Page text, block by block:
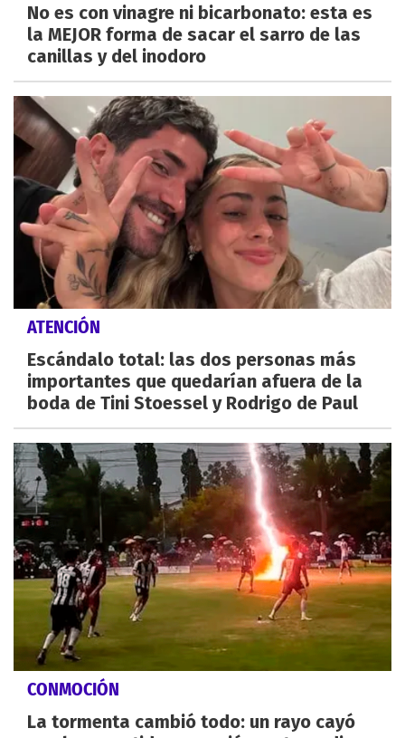
No es con vinagre ni bicarbonato: esta es
la MEJOR forma de sacar el sarro de las
canillas y del inodoro
ATENCIÓN
Escándalo total: las dos personas más
importantes que quedarían afuera de la
boda de Tini Stoessel y Rodrigo de Paul
CONMOCIÓN
La tormenta cambió todo: un rayo cayó